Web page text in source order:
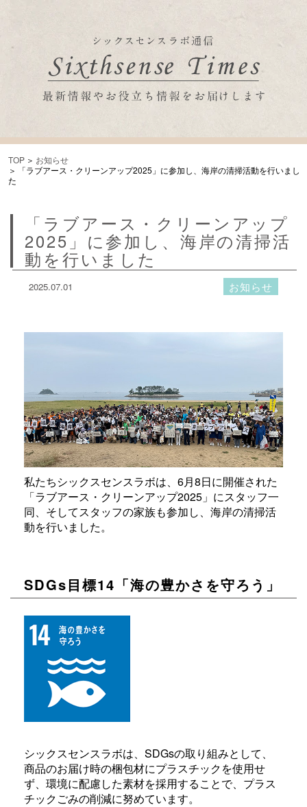
TOP
お知らせ
「ラブアース・クリーンアップ2025」に参加し、海岸の清掃活動を行いまし
た
「ラブアース・クリーンアップ
2025」に参加し、海岸の清掃活
動を行いました
2025.07.01 お知らせ
私たちシックスセンスラボは、6月8日に開催された
「ラブアース・クリーンアップ2025」にスタッフ一
同、そしてスタッフの家族も参加し、海岸の清掃活
動を行いました。
SDGs目標14「海の豊かさを守ろう」
シックスセンスラボは、SDGsの取り組みとして、
商品のお届け時の梱包材にプラスチックを使用せ
ず、環境に配慮した素材を採用することで、プラス
チックごみの削減に努めています。